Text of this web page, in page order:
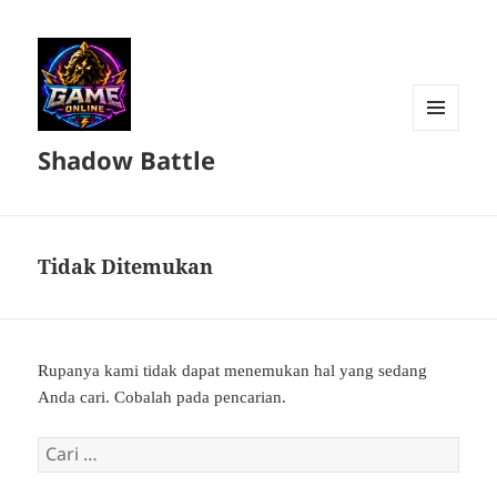
Shadow Battle
Tidak Ditemukan
Rupanya kami tidak dapat menemukan hal yang sedang
Anda cari. Cobalah pada pencarian.
Cari
untuk: